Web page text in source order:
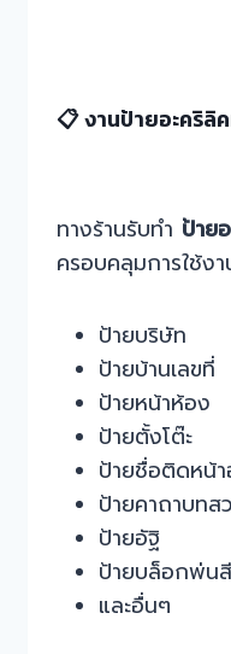
📋 งานป้ายอะคริลิ
ทางร้านรับทำ ป้าย
ครอบคลุมการใช้ง
ป้ายบริษัท
ป้ายบ้านเลขที่
ป้ายหน้าห้อง
ป้ายตั้งโต๊ะ
ป้ายชื่อติดหน้
ป้ายคาถาบทส
ป้ายอัฐิ
ป้ายบล็อกพ่นสี
และอื่นๆ